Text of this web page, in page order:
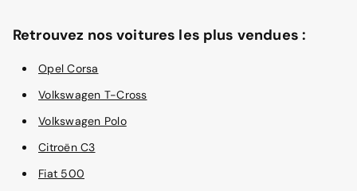
Retrouvez nos voitures les plus vendues :
Opel Corsa
Volkswagen T-Cross
Volkswagen Polo
Citroën C3
Fiat 500